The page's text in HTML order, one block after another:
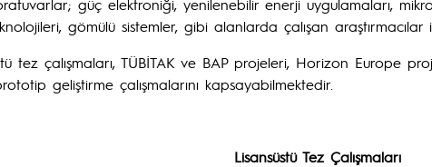
güç elektroniği, yenilenebilir enerji uygulamaları,
gömülü sistemler, gibi alanlarda çalışan araştırmacılar
tez çalışmaları, TÜBİTAK ve BAP projeleri, Horizon Europe
geliştirme çalışmalarını kapsayabilmektedir.
Lisansüstü Tez Çalışmaları